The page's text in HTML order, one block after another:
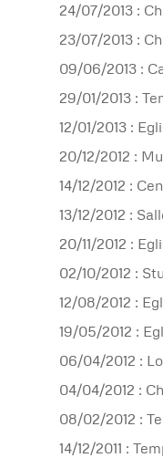
24/07/2013 :
23/07/2013 :
09/06/2013 :
29/01/2013 :
12/01/2013 :
20/12/2012 :
14/12/2012 :
13/12/2012 :
20/11/2012 :
02/10/2012 :
12/08/2012 :
19/05/2012 :
06/04/2012 :
04/04/2012 :
08/02/2012 :
14/12/2011 :